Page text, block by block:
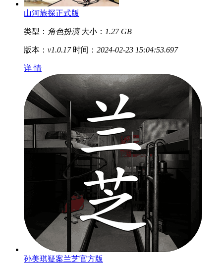
山河旅探正式版
类型： 角色扮演 大小： 1.27 GB
版本： v1.0.17 时间： 2024-02-23 15:04:53.697
详 情
孙美琪疑案兰芝官方版